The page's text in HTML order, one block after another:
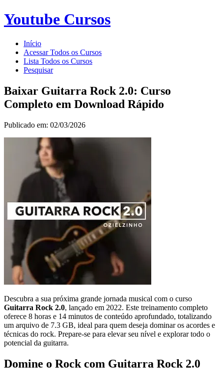
Youtube Cursos
Início
Acessar Todos os Cursos
Lista Todos os Cursos
Pesquisar
Baixar Guitarra Rock 2.0: Curso
Completo em Download Rápido
Publicado em: 02/03/2026
Descubra a sua próxima grande jornada musical com o curso
Guitarra Rock 2.0, lançado em 2022. Este treinamento completo
oferece 8 horas e 14 minutos de conteúdo aprofundado, totalizando
um arquivo de 7.3 GB, ideal para quem deseja dominar os acordes e
técnicas do rock. Prepare-se para elevar seu nível e explorar todo o
potencial da guitarra.
Domine o Rock com Guitarra Rock 2.0